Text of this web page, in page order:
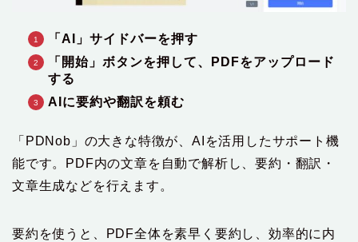
「AI」サイドバーを押す
「開始」ボタンを押して、PDFをアップロード
する
AIに要約や翻訳を頼む
「PDNob」の大きな特徴が、AIを活用したサポート機
能です。PDF内の文章を自動で解析し、要約・翻訳・
文章生成などを行えます。
要約を使うと、PDF全体を素早く要約し、効率的に内